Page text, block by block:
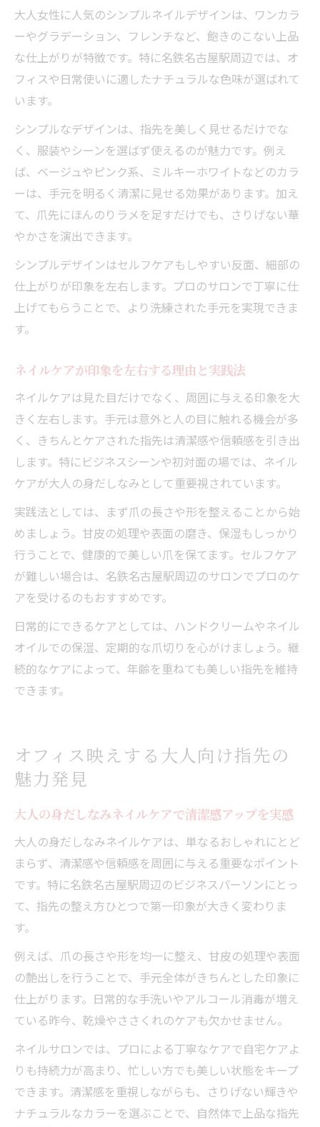
大人女性に人気のシンプルネイルデザインは、ワンカラ
ーやグラデーション、フレンチなど、飽きのこない上品
な仕上がりが特徴です。特に名鉄名古屋駅周辺では、オ
フィスや日常使いに適したナチュラルな色味が選ばれて
います。
シンプルなデザインは、指先を美しく見せるだけでな
く、服装やシーンを選ばず使えるのが魅力です。例え
ば、ベージュやピンク系、ミルキーホワイトなどのカラ
ーは、手元を明るく清潔に見せる効果があります。加え
て、爪先にほんのりラメを足すだけでも、さりげない華
やかさを演出できます。
シンプルデザインはセルフケアもしやすい反面、細部の
仕上がりが印象を左右します。プロのサロンで丁寧に仕
上げてもらうことで、より洗練された手元を実現できま
す。
ネイルケアが印象を左右する理由と実践法
ネイルケアは見た目だけでなく、周囲に与える印象を大
きく左右します。手元は意外と人の目に触れる機会が多
く、きちんとケアされた指先は清潔感や信頼感を引き出
します。特にビジネスシーンや初対面の場では、ネイル
ケアが大人の身だしなみとして重要視されています。
実践法としては、まず爪の長さや形を整えることから始
めましょう。甘皮の処理や表面の磨き、保湿もしっかり
行うことで、健康的で美しい爪を保てます。セルフケア
が難しい場合は、名鉄名古屋駅周辺のサロンでプロのケ
アを受けるのもおすすめです。
日常的にできるケアとしては、ハンドクリームやネイル
オイルでの保湿、定期的な爪切りを心がけましょう。継
続的なケアによって、年齢を重ねても美しい指先を維持
できます。
オフィス映えする大人向け指先の
魅力発見
大人の身だしなみネイルケアで清潔感アップを実感
大人の身だしなみネイルケアは、単なるおしゃれにとど
まらず、清潔感や信頼感を周囲に与える重要なポイント
です。特に名鉄名古屋駅周辺のビジネスパーソンにとっ
て、指先の整え方ひとつで第一印象が大きく変わりま
す。
例えば、爪の長さや形を均一に整え、甘皮の処理や表面
の艶出しを行うことで、手元全体がきちんとした印象に
仕上がります。日常的な手洗いやアルコール消毒が増え
ている昨今、乾燥やささくれのケアも欠かせません。
ネイルサロンでは、プロによる丁寧なケアで自宅ケアよ
りも持続力が高まり、忙しい方でも美しい状態をキープ
できます。清潔感を重視しながらも、さりげない輝きや
ナチュラルなカラーを選ぶことで、自然体で上品な指先